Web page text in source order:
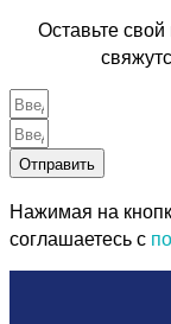
Оставьте
Отправить
Нажимая на
соглашаетесь с